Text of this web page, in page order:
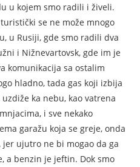
u kojem smo radili i živeli.
se ne može mnogo
u Rusiji, gde smo radili dva
i Nižnevartovsk, gde im je
komunikacija sa ostalim
hladno, tada gas koji izbija
ka nebu, kao vatrena
i sve nekako
garažu koja se greje, onda
ujutro ne bi mogao da ga
a benzin je jeftin. Dok smo